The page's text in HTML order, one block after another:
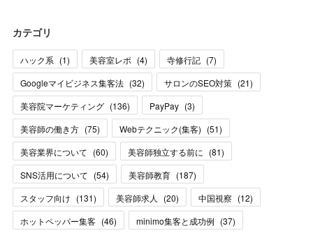
カテゴリ
ハック系 (1) 美容室レポ (4) 寺修行記 (7)
Googleマイビジネス集客法 (32) サロンのSEO対策 (21)
美容院マーケティング (136) PayPay (3)
美容師の働き方 (75) Webテクニック(集客) (51)
美容業界について (60) 美容師独立する前に (81)
SNS活用について (54) 美容師教育 (187)
スタッフ向け (131) 美容師求人 (20) 中国視察 (12)
ホットペッパー集客 (46) minimo集客と成功例 (37)